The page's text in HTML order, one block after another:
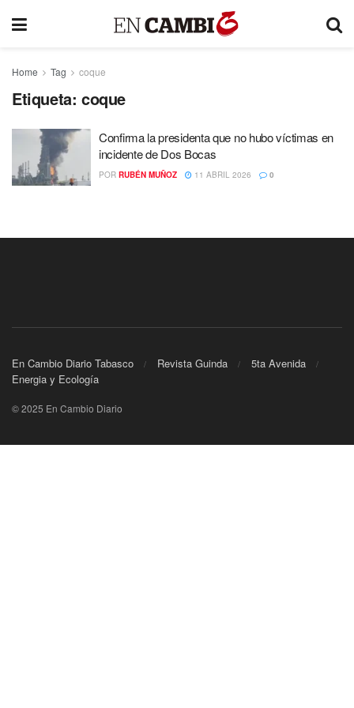
Home Tag coque
Etiqueta: coque
Confirma la presidenta que no hubo víctimas en
incidente de Dos Bocas
POR RUBÉN MUÑOZ 11 ABRIL 2026 0
En Cambio Diario Tabasco Revista Guinda
5ta Avenida
Energia y Ecología
© 2025 En Cambio Diario